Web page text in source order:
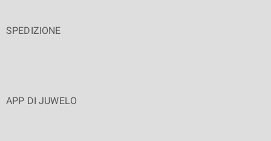
SPEDIZIONE
APP DI JUWELO